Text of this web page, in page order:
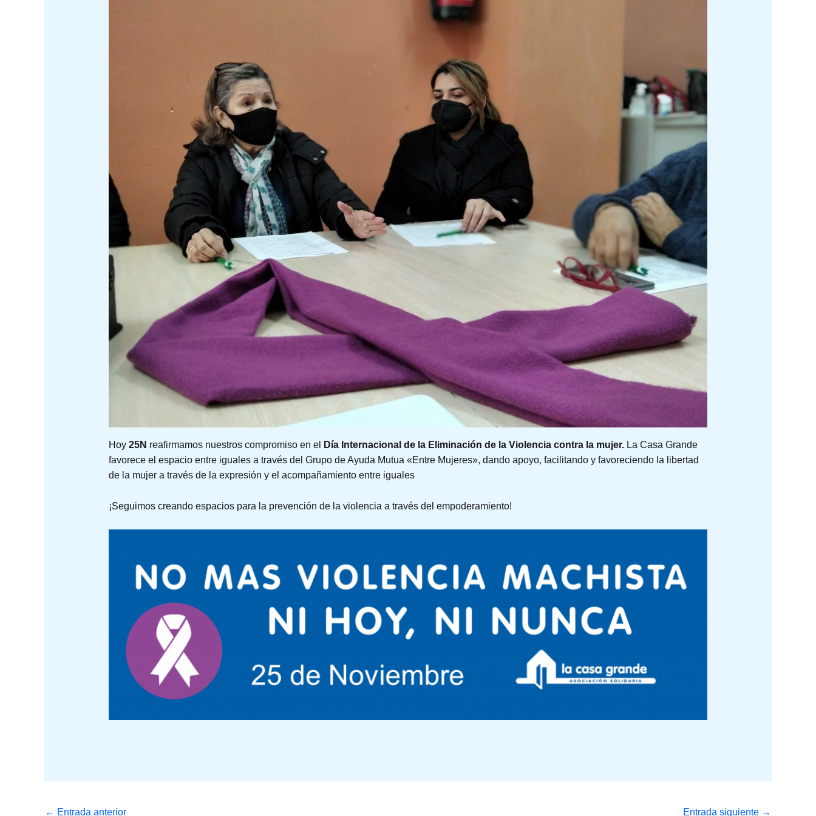
Hoy 25N reafirmamos nuestros compromiso en el Día Internacional de la Eliminación de la Violencia contra la mujer. La Casa Grande
favorece el espacio entre iguales a través del Grupo de Ayuda Mutua «Entre Mujeres», dando apoyo, facilitando y favoreciendo la libertad
de la mujer a través de la expresión y el acompañamiento entre iguales
¡Seguimos creando espacios para la prevención de la violencia a través del empoderamiento!
← Entrada anterior Entrada siguiente →